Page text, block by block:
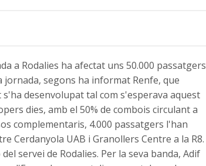
a Rodalies ha afectat uns 50.000 passatgers
jornada, segons ha informat Renfe, que
desenvolupat tal com s'esperava aquest
dies, amb el 50% de combois circulant a
complementaris, 4.000 passatgers l'han
Cerdanyola UAB i Granollers Centre a la R8.
servei de Rodalies. Per la seva banda, Adif